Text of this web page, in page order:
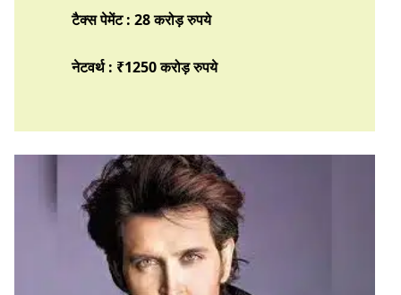
टैक्स पेमेंट : 28 करोड़ रुपये
नेटवर्थ : ₹1250 करोड़रुपये